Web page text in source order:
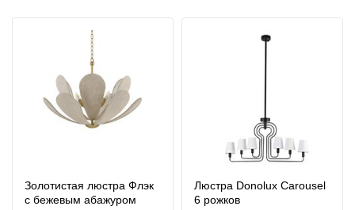
Золотистая люстра Флэк
с бежевым абажуром
Люстра Donolux Carousel
6 рожков